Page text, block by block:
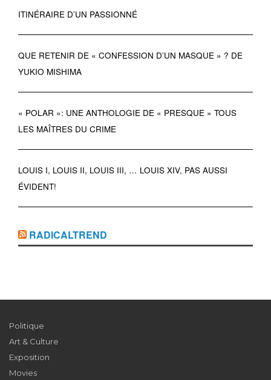
ITINÉRAIRE D’UN PASSIONNÉ
QUE RETENIR DE « CONFESSION D’UN MASQUE » ? DE
YUKIO MISHIMA
« POLAR »: UNE ANTHOLOGIE DE « PRESQUE » TOUS
LES MAÎTRES DU CRIME
LOUIS I, LOUIS II, LOUIS III, … LOUIS XIV, PAS AUSSI
ÉVIDENT!
RADICALTREND
Politique
Art & Culture
Exposition
Movies